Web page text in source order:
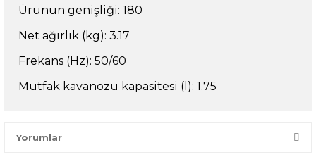
Ürünün genişliği: 180
Net ağırlık (kg): 3.17
Frekans (Hz): 50/60
Mutfak kavanozu kapasitesi (l): 1.75
Yorumlar